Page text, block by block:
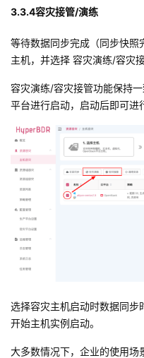
3.3.4容灾接管/演练
等待数据同步完成（同步快
主机，并选择 容灾演练/容灾接
容灾演练/容灾接管功能保持
平台进行启动，启动后即可进
选择容灾主机启动时数据同步
开始主机实例启动。
大多数情况下，企业的使用场